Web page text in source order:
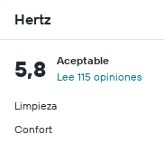
Hertz
5,8
Aceptable
Lee 115 opiniones
Limpieza
Confort